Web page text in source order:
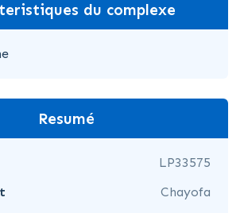
du complexe
Resumé
LP33575
Chayofa